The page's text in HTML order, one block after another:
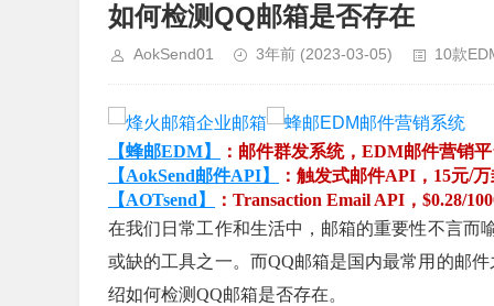
如何检测QQ邮箱是否存在
AokSend01 3年前 (2023-03-05) 10款
【蜂邮EDM】
：邮件群发系统，EDM邮件营销
【AokSend邮件API】
：触发式邮件API，15元/
【AOTsend】
：Transaction Email API，$0.28/
在我们日常工作和生活中，邮箱的重要性不言而
或缺的工具之一。而QQ邮箱是国内最常用的邮
绍如何检测QQ邮箱是否存在。